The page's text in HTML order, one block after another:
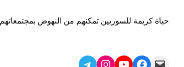
حياة كريمة للسوريين تمكنهم من النهوض بمجتمعاتهم
Mail
Facebook
YouTube
Instagram
Telegram